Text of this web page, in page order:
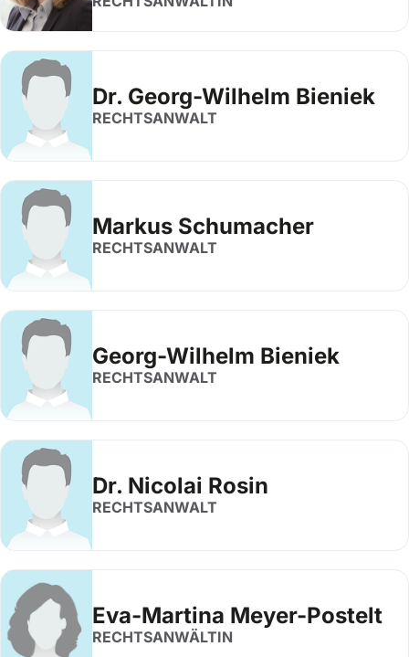
Dr. Georg-Wilhelm Bieniek
RECHTSANWALT
Markus Schumacher
RECHTSANWALT
Georg-Wilhelm Bieniek
RECHTSANWALT
Dr. Nicolai Rosin
RECHTSANWALT
Eva-Martina Meyer-Postelt
RECHTSANWÄLTIN